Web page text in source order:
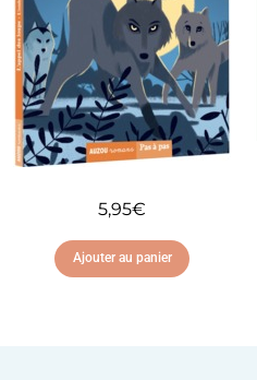
5,95€
Ajouter au panier